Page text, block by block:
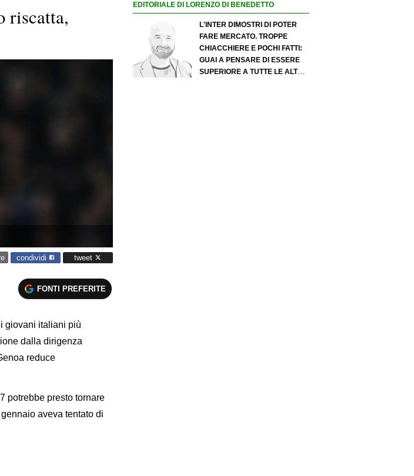
riscatta,
condividi tweet
FONTI PREFERITE
giovani italiani più
dalla dirigenza
reduce
potrebbe presto tornare
aveva tentato di
EDITORIALE DI LORENZO DI BENEDETTO
L'INTER DIMOSTRI DI POTER
FARE MERCATO. TROPPE
CHIACCHIERE E POCHI FATTI:
GUAI A PENSARE DI ESSERE
SUPERIORE A TUTTE LE ALTRE